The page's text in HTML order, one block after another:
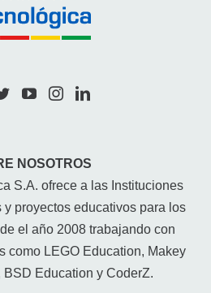
NOSOTROS
S.A. ofrece a las Instituciones
y proyectos educativos para los
el año 2008 trabajando con
como LEGO Education, Makey
BSD Education y CoderZ.